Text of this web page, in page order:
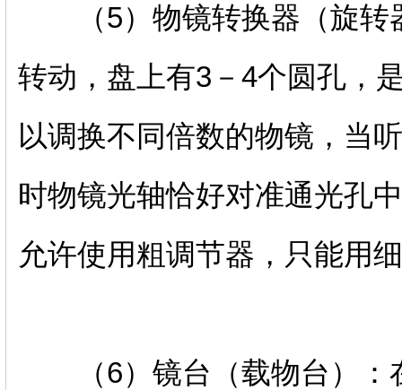
（5）物镜转换器（旋转
转动，盘上有3－4个圆孔，
以调换不同倍数的物镜，当
时物镜光轴恰好对准通光孔
允许使用粗调节器，只能用
（6）镜台（载物台）：